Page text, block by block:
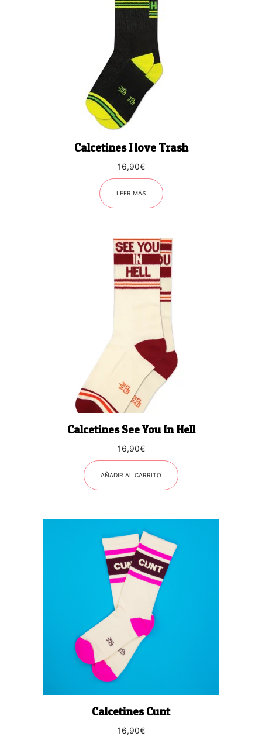
Calcetines I love Trash
16,90€
LEER MÁS
Calcetines See You In Hell
16,90€
AÑADIR AL CARRITO
Calcetines Cunt
16,90€